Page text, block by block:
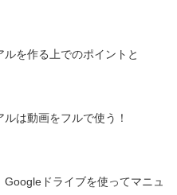
ルを作る上でのポイントと
は動画をフルで使う！
Googleドライブを使ってマニュ